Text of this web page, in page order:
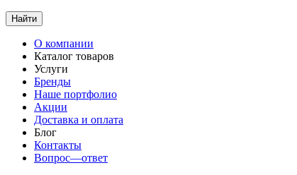
Найти
О компании
Каталог товаров
Услуги
Бренды
Наше портфолио
Акции
Доставка и оплата
Блог
Контакты
Вопрос—ответ